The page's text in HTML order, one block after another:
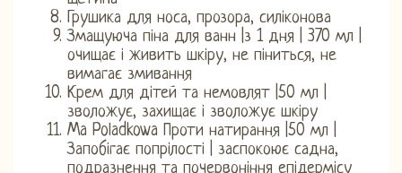
Грушика для носа, прозора, силіконова
Змащуюча піна для ванн |з 1 дня | 370 мл |
очищає і живить шкіру, не піниться, не
вимагає змивання
Крем для дітей та немовлят |50 мл |
зволожує, захищає і зволожує шкіру
Ma Poladkowa Проти натирання |50 мл |
Запобігає попрілості | заспокоює садна,